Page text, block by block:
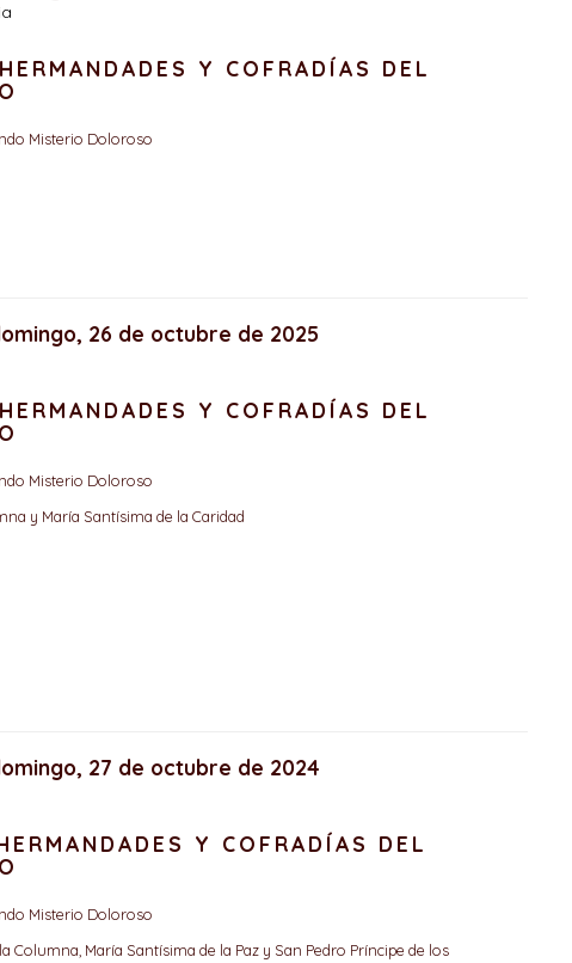
Y COFRADÍAS DEL
Misterio Doloroso
26 de octubre de 2025
Y COFRADÍAS DEL
Misterio Doloroso
y María Santísima de la Caridad
27 de octubre de 2024
Y COFRADÍAS DEL
Misterio Doloroso
Columna, María Santísima de la Paz y San Pedro Príncipe de los